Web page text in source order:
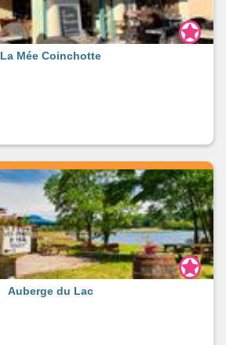
La Mée Coinchotte
Auberge du Lac